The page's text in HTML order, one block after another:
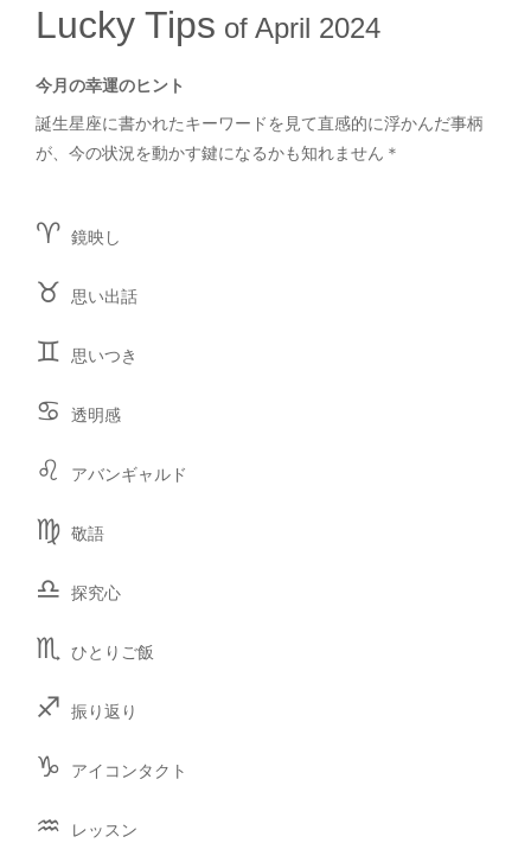
Lucky Tips of April 2024
今月の幸運のヒント
誕生星座に書かれたキーワードを見て直感的に浮かんだ事柄
が、今の状況を動かす鍵になるかも知れません＊
︎♈︎ 鏡映し
♉︎ 思い出話
♊︎ 思いつき
♋︎ 透明感
♌︎ アバンギャルド
♍︎ 敬語
♎︎ 探究心
♏︎ ひとりご飯
♐︎ 振り返り
♑︎ アイコンタクト
♒︎ レッスン